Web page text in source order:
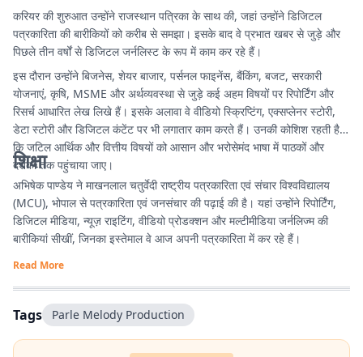
करियर की शुरुआत उन्होंने राजस्थान पत्रिका के साथ की, जहां उन्होंने डिजिटल
पत्रकारिता की बारीकियों को करीब से समझा। इसके बाद वे प्रभात खबर से जुड़े और
पिछले तीन वर्षों से डिजिटल जर्नलिस्ट के रूप में काम कर रहे हैं।
इस दौरान उन्होंने बिजनेस, शेयर बाजार, पर्सनल फाइनेंस, बैंकिंग, बजट, सरकारी
योजनाएं, कृषि, MSME और अर्थव्यवस्था से जुड़े कई अहम विषयों पर रिपोर्टिंग और
रिसर्च आधारित लेख लिखे हैं। इसके अलावा वे वीडियो स्क्रिप्टिंग, एक्सप्लेनर स्टोरी,
डेटा स्टोरी और डिजिटल कंटेंट पर भी लगातार काम करते हैं। उनकी कोशिश रहती है
कि जटिल आर्थिक और वित्तीय विषयों को आसान और भरोसेमंद भाषा में पाठकों और
दर्शकों तक पहुंचाया जाए।
शिक्षा
अभिषेक पाण्डेय ने माखनलाल चतुर्वेदी राष्ट्रीय पत्रकारिता एवं संचार विश्वविद्यालय
(MCU), भोपाल से पत्रकारिता एवं जनसंचार की पढ़ाई की है। यहां उन्होंने रिपोर्टिंग,
डिजिटल मीडिया, न्यूज़ राइटिंग, वीडियो प्रोडक्शन और मल्टीमीडिया जर्नलिज्म की
बारीकियां सीखीं, जिनका इस्तेमाल वे आज अपनी पत्रकारिता में कर रहे हैं।
Read More
Tags Parle Melody Production